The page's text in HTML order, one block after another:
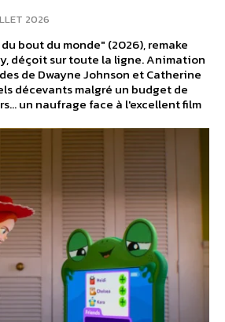
2026
bout du monde" (2026), remake
déçoit sur toute la ligne. Animation
de Dwayne Johnson et Catherine
décevants malgré un budget de
un naufrage face à l'excellent film